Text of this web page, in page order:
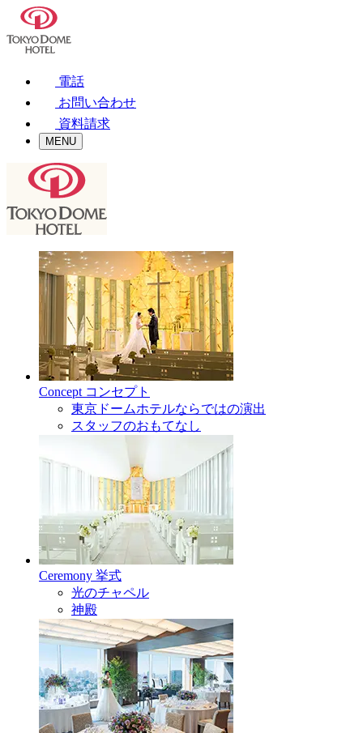
電話
お問い合わせ
資料請求
MENU
Concept コンセプト
東京ドームホテルならではの演出
スタッフのおもてなし
Ceremony 挙式
光のチャペル
神殿